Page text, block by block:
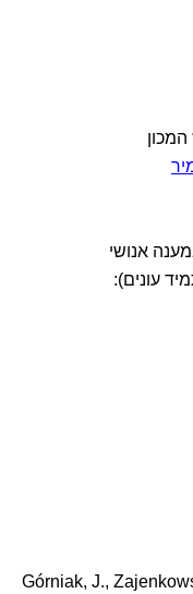
אנושי
עונים):
Górniak, J.,